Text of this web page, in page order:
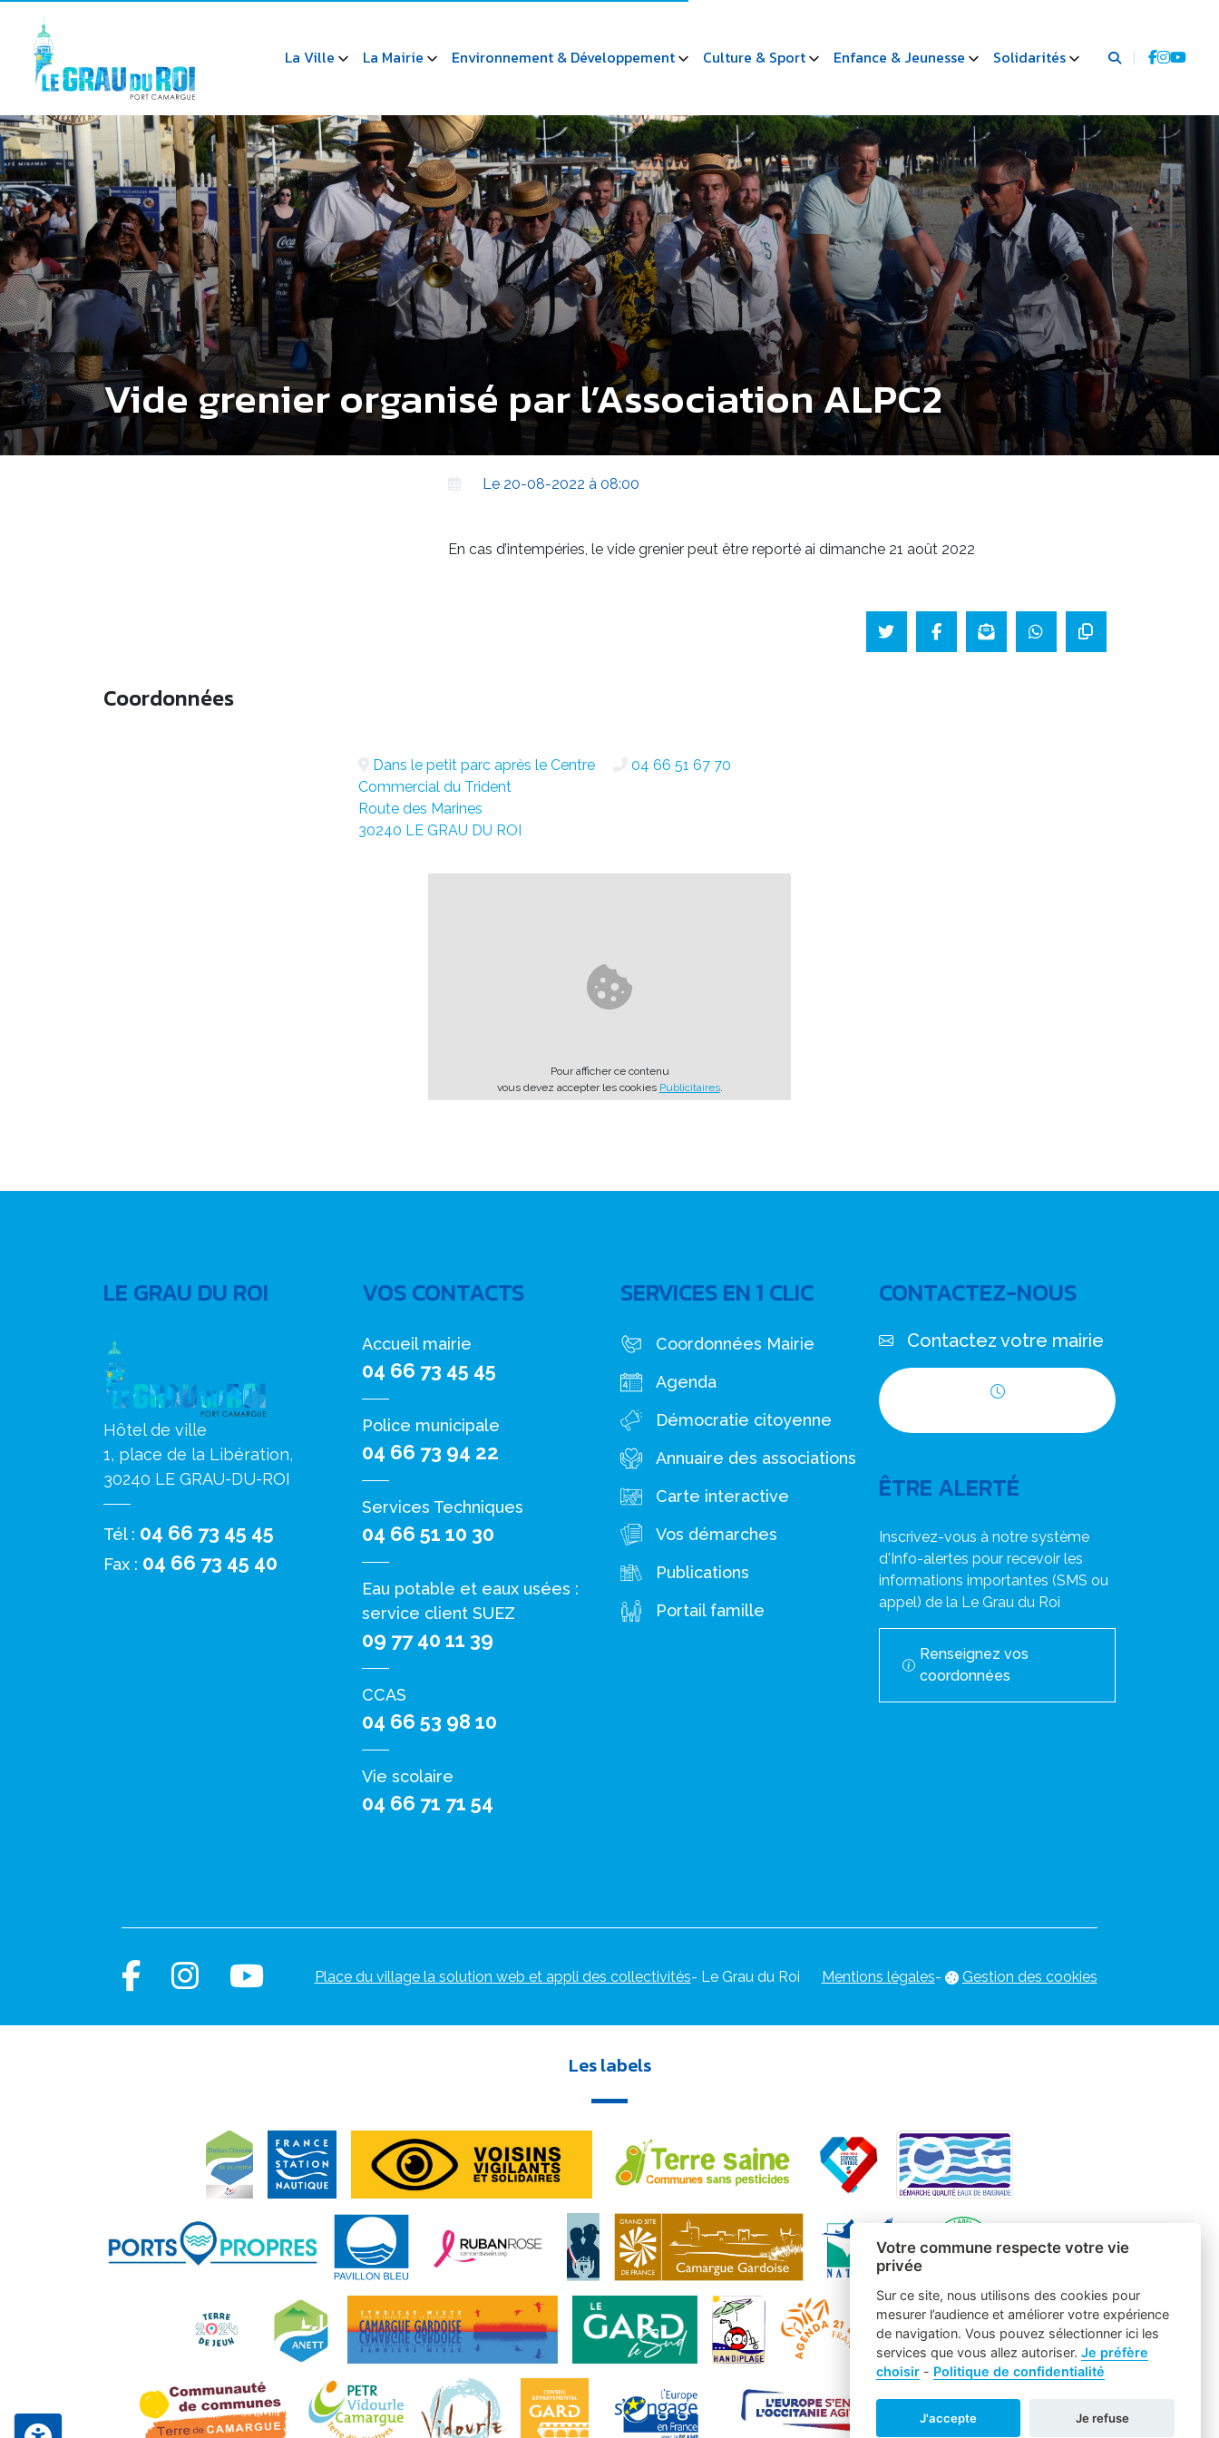
La Ville La Mairie Environnement & Développement Culture & Sport Enfance & Jeunesse Solidarités
Vide grenier organisé par l’Association ALPC2
Le 20-08-2022 à 08:00
En cas d’intempéries, le vide grenier peut être reporté ai dimanche 21 août 2022
Coordonnées
Dans le petit parc après le Centre
Commercial du Trident
Route des Marines
30240 LE GRAU DU ROI
04 66 51 67 70
Pour afficher ce contenu
vous devez accepter les cookies Publicitaires.
LE GRAU DU ROI
Hôtel de ville
1, place de la Libération,
30240 LE GRAU-DU-ROI
Tél : 04 66 73 45 45
Fax : 04 66 73 45 40
VOS CONTACTS
Accueil mairie
04 66 73 45 45
Police municipale
04 66 73 94 22
Services Techniques
04 66 51 10 30
Eau potable et eaux usées :
service client SUEZ
09 77 40 11 39
CCAS
04 66 53 98 10
Vie scolaire
04 66 71 71 54
SERVICES EN 1 CLIC
Coordonnées Mairie
Agenda
Démocratie citoyenne
Annuaire des associations
Carte interactive
Vos démarches
Publications
Portail famille
CONTACTEZ-NOUS
Contactez votre mairie
ÊTRE ALERTÉ
Inscrivez-vous à notre système
d'Info-alertes pour recevoir les
informations importantes (SMS ou
appel) de la Le Grau du Roi
Renseignez vos
coordonnées
Place du village la solution web et appli des collectivités- Le Grau du Roi Mentions légales- Gestion des cookies
Les labels
Votre commune respecte votre vie
privée
Sur ce site, nous utilisons des cookies pour
mesurer l’audience et améliorer votre expérience
de navigation. Vous pouvez sélectionner ici les
services que vous allez autoriser. Je préfère
choisir- Politique de confidentialité
J'accepte Je refuse